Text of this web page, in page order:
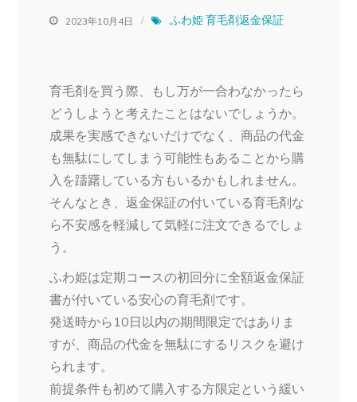
2023年10月4日 ふわ姫育毛剤返金保証
育毛剤を買う際、もし万が一合わなかったら
どうしようと考えたことはないでしょうか。
成果を実感できないだけでなく、商品の代金
も無駄にしてしまう可能性もあることから購
入を躊躇している方もいるかもしれません。
そんなとき、返金保証の付いている育毛剤な
ら不安感を軽減して気軽に注文できるでしょ
う。
ふわ姫は定期コースの初回分に全額返金保証
書が付いている安心の育毛剤です。
発送時から10日以内の期間限定ではありま
すが、商品の代金を無駄にするリスクを避け
られます。
前提条件も初めて購入する方限定という緩い